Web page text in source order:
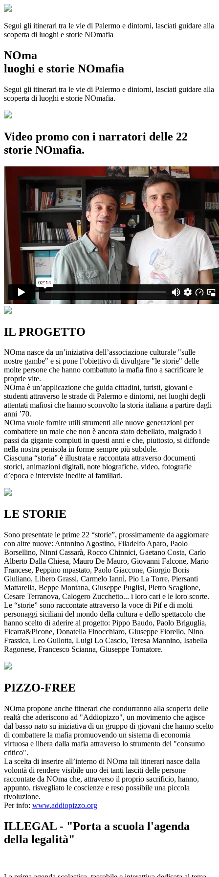
Segui gli itinerari tra le vie di Palermo e dintorni, lasciati guidare alla
scoperta di luoghi e storie NOmafia
NOma
luoghi e storie NOmafia
Segui gli itinerari tra le vie di Palermo e dintorni, lasciati guidare alla
scoperta di luoghi e storie NOmafia.
Video promo con i narratori delle 22
storie NOmafia.
IL PROGETTO
NOma nasce da un’iniziativa dell’associazione culturale "sulle
nostre gambe" e si pone l’obiettivo di divulgare "le storie" delle
molte persone che hanno combattuto la mafia fino a sacrificare le
proprie vite.
NOma è un’applicazione che guida cittadini, turisti, giovani e
studenti attraverso le strade di Palermo e dintorni, nei luoghi degli
attentati mafiosi che hanno sconvolto la storia italiana a partire dagli
anni ’70.
NOma vuole fornire utili strumenti alle nuove generazioni per
combattere un male che non è ancora stato debellato, malgrado i
passi da gigante compiuti in questi anni e che, piuttosto, si diffonde
nella nostra penisola in forme sempre più subdole.
Ciascuna “storia” è illustrata e raccontata attraverso documenti
storici, animazioni digitali, note biografiche, video, fotografie
d’epoca e interviste inedite ai familiari.
LE STORIE
Sono presentate le prime 22 “storie”, prossimamente da aggiornare
con altre nuove: Antonino Agostino, Filadelfo Aparo, Paolo
Borsellino, Ninni Cassarà, Rocco Chinnici, Gaetano Costa, Carlo
Alberto Dalla Chiesa, Mauro De Mauro, Giovanni Falcone, Mario
Francese, Peppino mpastato, Paolo Giaccone, Giorgio Boris
Giuliano, Libero Grassi, Carmelo Iannì, Pio La Torre, Piersanti
Mattarella, Beppe Montana, Giuseppe Puglisi, Pietro Scaglione,
Cesare Terranova, Calogero Zucchetto... i loro cari e le loro scorte.
Le “storie” sono raccontate attraverso la voce di Pif e di molti
personaggi siciliani del mondo della cultura e dello spettacolo che
hanno scelto di aderire al progetto: Pippo Baudo, Paolo Briguglia,
Ficarra&Picone, Donatella Finocchiaro, Giuseppe Fiorello, Nino
Frassica, Leo Gullotta, Luigi Lo Cascio, Teresa Mannino, Isabella
Ragonese, Francesco Scianna, Giuseppe Tornatore.
PIZZO-FREE
NOma propone anche itinerari che condurranno alla scoperta delle
realtà che aderiscono ad "Addiopizzo", un movimento che agisce
dal basso nato su iniziativa di un gruppo di giovani che hanno scelto
di combattere la mafia promuovendo un sistema di economia
virtuosa e libera dalla mafia attraverso lo strumento del "consumo
critico".
La scelta di inserire all’interno di NOma tali itinerari nasce dalla
volontà di rendere visibile uno dei tanti lasciti delle persone
raccontate da NOma che, attraverso il proprio sacrificio, hanno,
appunto, risvegliato le coscienze e reso possibile una piccola
rivoluzione.
Per info: www.addiopizzo.org
ILLEGAL - "Porta a scuola l'agenda
della legalità"